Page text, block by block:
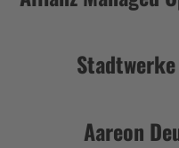
Aareon